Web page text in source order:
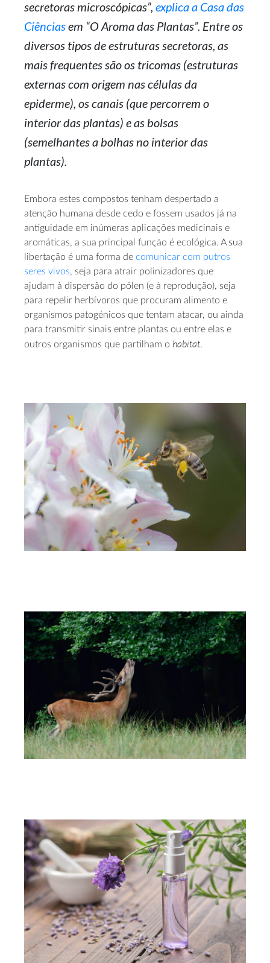
secretoras microscópicas”, explica a Casa das
Ciênciasem “O Aroma das Plantas”. Entre os
diversos tipos de estruturas secretoras, as
mais frequentes são os tricomas (estruturas
externas com origem nas células da
epiderme), os canais (que percorrem o
interior das plantas) e as bolsas
(semelhantes a bolhas no interior das
plantas).
Embora estes compostos tenham despertado a
atenção humana desde cedo e fossem usados já na
antiguidade em inúmeras aplicações medicinais e
aromáticas, a sua principal função é ecológica. A sua
libertação é uma forma de comunicar com outros
seres vivos, seja para atrair polinizadores que
ajudam à dispersão do pólen (e à reprodução), seja
para repelir herbívoros que procuram alimento e
organismos patogénicos que tentam atacar, ou ainda
para transmitir sinais entre plantas ou entre elas e
outros organismos que partilham o habitat.